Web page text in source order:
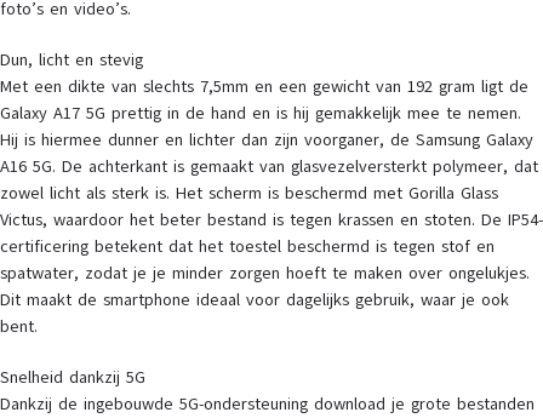
foto’s en video’s.
Dun, licht en stevig
Met een dikte van slechts 7,5mm en een gewicht van 192 gram ligt de
Galaxy A17 5G prettig in de hand en is hij gemakkelijk mee te nemen.
Hij is hiermee dunner en lichter dan zijn voorganer, de Samsung Galaxy
A16 5G. De achterkant is gemaakt van glasvezelversterkt polymeer, dat
zowel licht als sterk is. Het scherm is beschermd met Gorilla Glass
Victus, waardoor het beter bestand is tegen krassen en stoten. De IP54-
certificering betekent dat het toestel beschermd is tegen stof en
spatwater, zodat je je minder zorgen hoeft te maken over ongelukjes.
Dit maakt de smartphone ideaal voor dagelijks gebruik, waar je ook
bent.
Snelheid dankzij 5G
Dankzij de ingebouwde 5G-ondersteuning download je grote bestanden